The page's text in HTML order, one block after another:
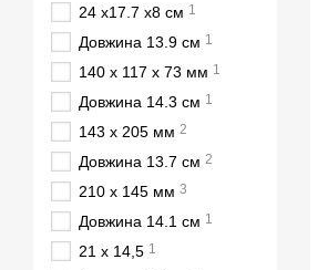
24 х17.7 х8 см 1
Довжина 13.9 см 1
140 х 117 х 73 мм 1
Довжина 14.3 см 1
143 х 205 мм 2
Довжина 13.7 см 2
210 х 145 мм 3
Довжина 14.1 см 1
21 х 14,5 1